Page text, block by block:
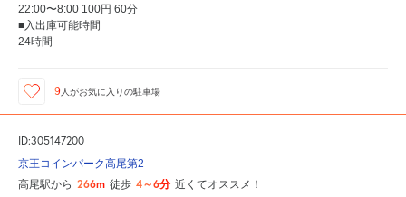
22:00〜8:00 100円 60分
■入出庫可能時間
24時間
9 人がお気に入りの駐車場
ID:305147200
京王コインパーク高尾第2
高尾駅から 266m 徒歩 4～6分 近くてオススメ！